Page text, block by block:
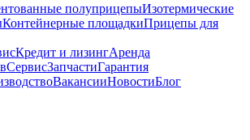
полуприцепыИзотермические
Контейнерные площадкиПрицепы для
Кредит и лизингАренда
СервисЗапчастиГарантия
ВакансииНовостиБлог